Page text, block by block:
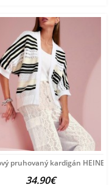
pruhovaný kardigán HEINE,
34.90€